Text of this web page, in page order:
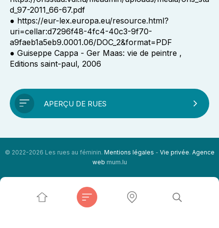
d_97-2011_66-67.pdf
● https://eur-lex.europa.eu/resource.html?
uri=cellar:d7296f48-4fc4-40c3-9f70-
a9faeb1a5eb9.0001.06/DOC_2&format=PDF
● Guiseppe Cappa - Ger Maas: vie de peintre ,
Editions saint-paul, 2006
APERÇU DE RUES
© 2022-2026 Les rues au féminin. Mentions légales - Vie privée. Agence
web mum.lu